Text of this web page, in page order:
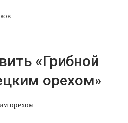
«Грибной
орехом»